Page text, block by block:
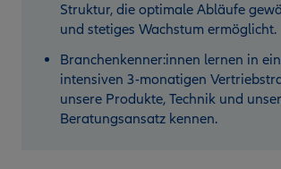
Struktur, die optimale Abläufe
und stetiges Wachstum ermöglicht.
Branchenkenner:innen lernen in
intensiven 3-monatigen
unsere Produkte, Technik und
Beratungsansatz kennen.